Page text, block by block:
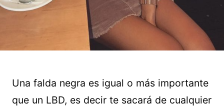
Una falda negra es igual o más importante
que un LBD, es decir te sacará de cualquier